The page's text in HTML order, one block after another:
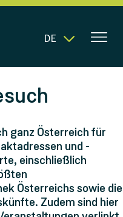
DE
ganz Österreich für
und -
einschließlich
Österreichs sowie die
Zudem sind hier